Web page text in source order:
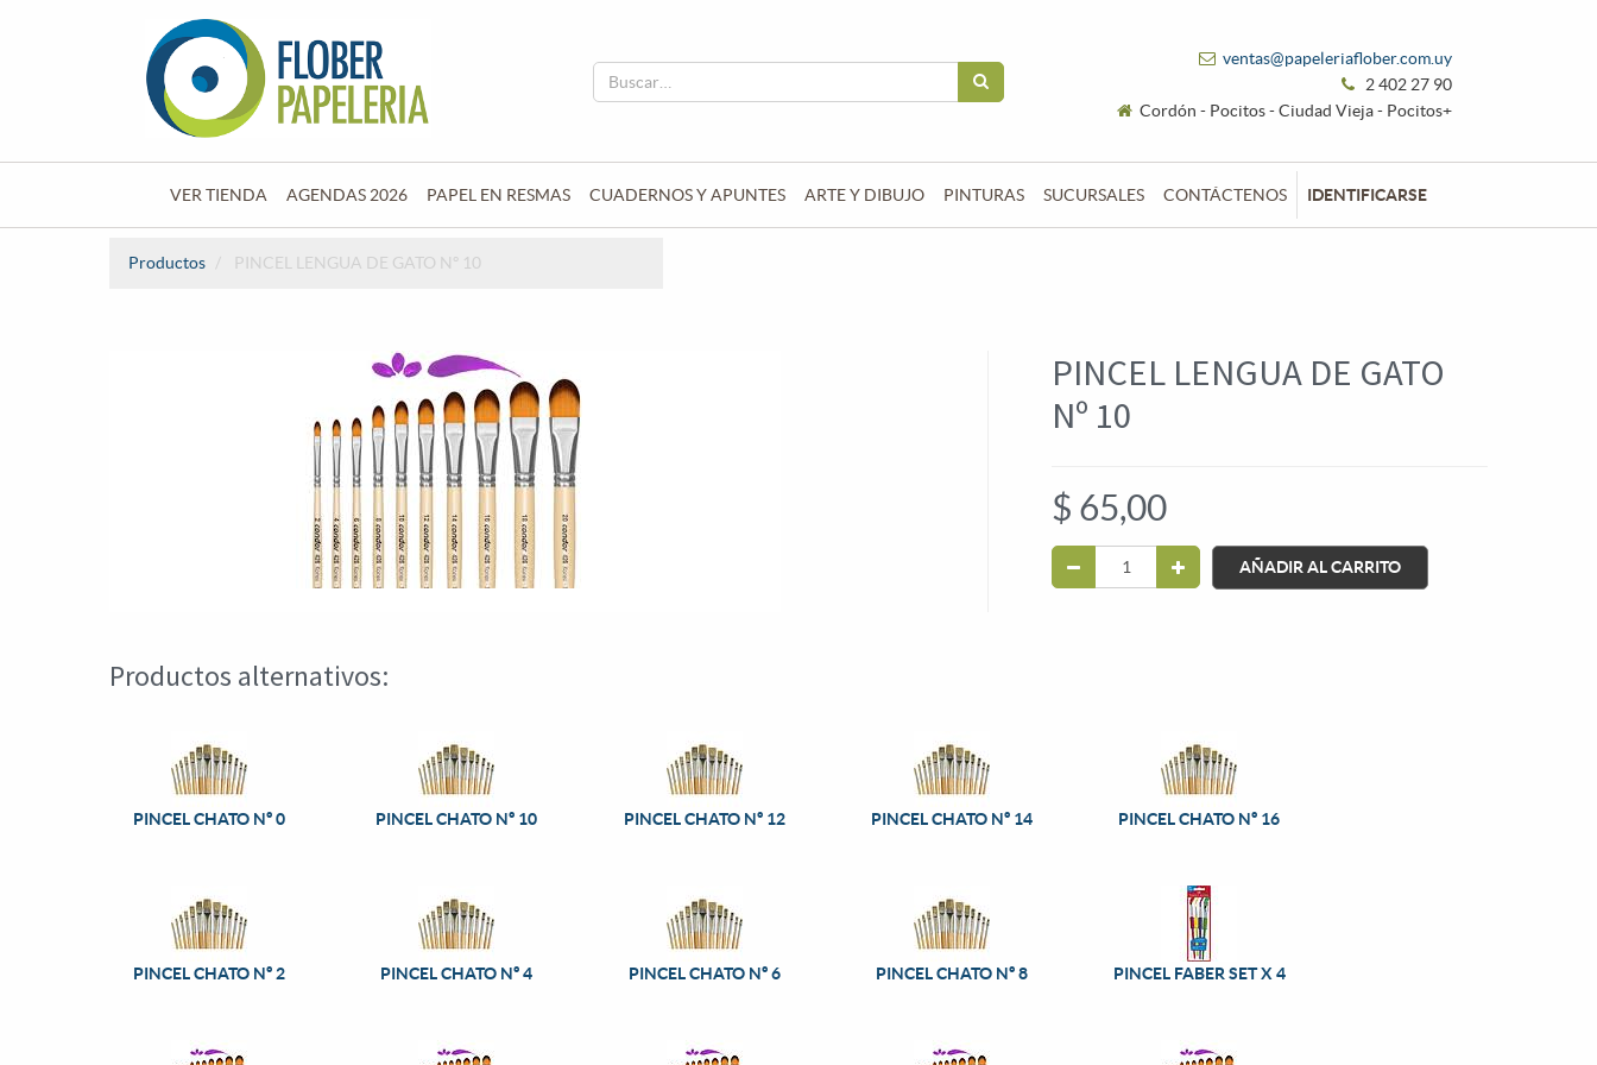
ventas@papeleriaflober.com.uy
2 402 27 90
Cordón - Pocitos - Ciudad Vieja - Pocitos+
VER TIENDA AGENDAS 2026 PAPEL EN RESMAS CUADERNOS Y APUNTES ARTE Y DIBUJO PINTURAS SUCURSALES CONTÁCTENOS IDENTIFICARSE
Productos PINCEL LENGUA DE GATO Nº 10
PINCEL LENGUA DE GATO
Nº 10
$ 65,00
AÑADIR AL CARRITO
Productos alternativos:
PINCEL CHATO Nº 0 PINCEL CHATO Nº 10 PINCEL CHATO Nº 12 PINCEL CHATO Nº 14 PINCEL CHATO Nº 16
PINCEL CHATO Nº 2 PINCEL CHATO Nº 4 PINCEL CHATO Nº 6 PINCEL CHATO Nº 8 PINCEL FABER SET X 4